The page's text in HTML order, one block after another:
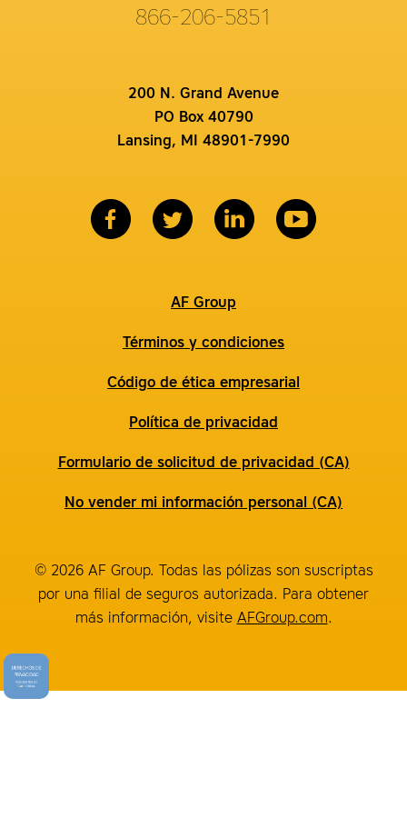
866-206-5851
200 N. Grand Avenue
PO Box 40790
Lansing, MI 48901-7990
AF Group
Términos y condiciones
Código de ética empresarial
Política de privacidad
Formulario de solicitud de privacidad (CA)
No vender mi información personal (CA)
© 2026 AF Group. Todas las pólizas son suscriptas
por una filial de seguros autorizada. Para obtener
más información, visite AFGroup.com.